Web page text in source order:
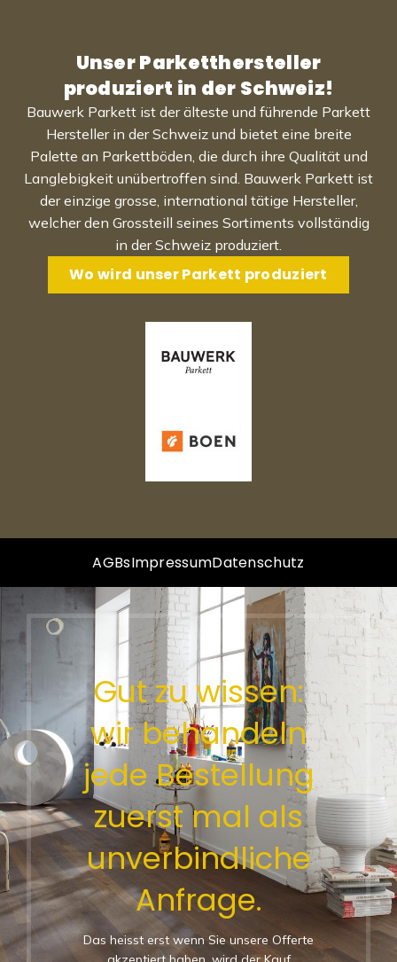
Unser Parketthersteller
produziert in der Schweiz!
Bauwerk Parkett ist der älteste und führende Parkett
Hersteller in der Schweiz und bietet eine breite
Palette an Parkettböden, die durch ihre Qualität und
Langlebigkeit unübertroffen sind. Bauwerk Parkett ist
der einzige grosse, international tätige Hersteller,
welcher den Grossteill seines Sortiments vollständig
in der Schweiz produziert.
Wo wird unser Parkett produziert
AGBsImpressumDatenschutz
Gut zu wissen:
wir behandeln
jede Bestellung
zuerst mal als
unverbindliche
Anfrage.
Das heisst erst wenn Sie unsere Offerte